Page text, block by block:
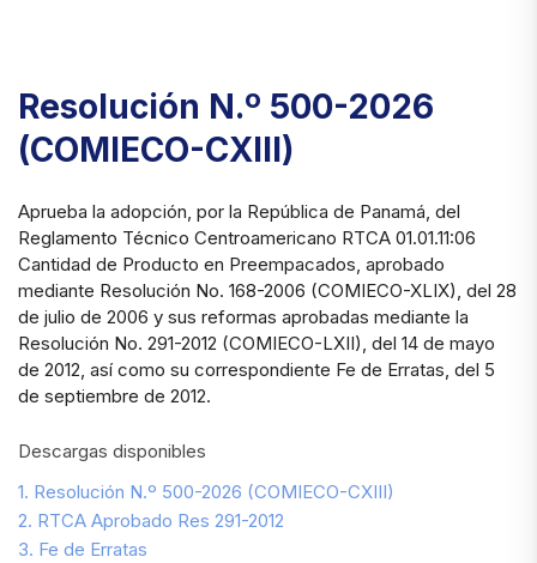
Resolución N.º 500-2026
(COMIECO-CXIII)
Aprueba la adopción, por la República de Panamá, del
Reglamento Técnico Centroamericano RTCA 01.01.11:06
Cantidad de Producto en Preempacados, aprobado
mediante Resolución No. 168-2006 (COMIECO-XLIX), del 28
de julio de 2006 y sus reformas aprobadas mediante la
Resolución No. 291-2012 (COMIECO-LXII), del 14 de mayo
de 2012, así como su correspondiente Fe de Erratas, del 5
de septiembre de 2012.
Descargas disponibles
1. Resolución N.º 500-2026 (COMIECO-CXIII)
2. RTCA Aprobado Res 291-2012
3. Fe de Erratas